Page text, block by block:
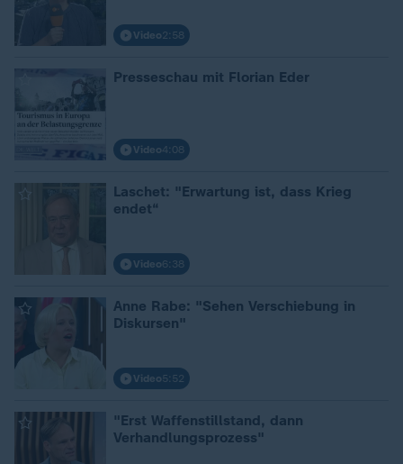
Video2:58
Presseschau mit Florian Eder
Video4:08
Laschet: "Erwartung ist, dass Krieg
endet“
Video6:38
Anne Rabe: "Sehen Verschiebung in
Diskursen"
Video5:52
"Erst Waffenstillstand, dann
Verhandlungsprozess"